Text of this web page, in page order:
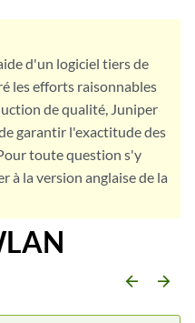
d'un logiciel tiers de
les efforts raisonnables
de qualité, Juniper
garantir l'exactitude des
toute question s'y
à la version anglaise de la
arrow_backward arrow_forward